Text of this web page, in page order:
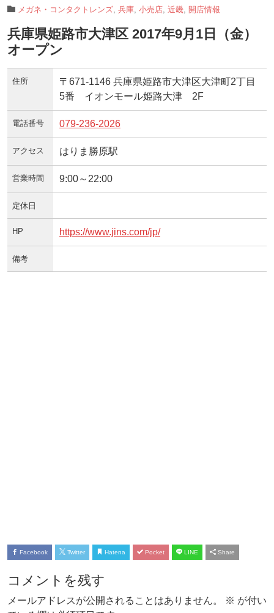
メガネ・コンタクトレンズ 兵庫 小売店 近畿 開店情報
兵庫県姫路市大津区 2017年9月1日（金）
オープン
住所
〒671-1146 兵庫県姫路市大津区大津町2丁目
5番 イオンモール姫路大津 2F
電話番号 079-236-2026
アクセス はりま勝原駅
営業時間 9:00～22:00
定休日
HP https://www.jins.com/jp/
備考
Facebook Twitter Hatena Pocket LINE Share
コメントを残す
メールアドレスが公開されることはありません。 ※ が付い